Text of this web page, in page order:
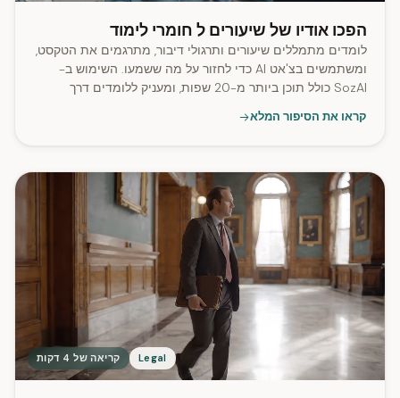
הפכו אודיו של שיעורים ל חומרי לימוד
לומדים מתמללים שיעורים ותרגולי דיבור, מתרגמים את הטקסט,
ומשתמשים בצ'אט AI כדי לחזור על מה ששמעו. השימוש ב-
SozAI כולל תוכן ביותר מ-20 שפות, ומעניק ללומדים דרך
קראו את הסיפור המלא
Legal קריאה של 4 דקות